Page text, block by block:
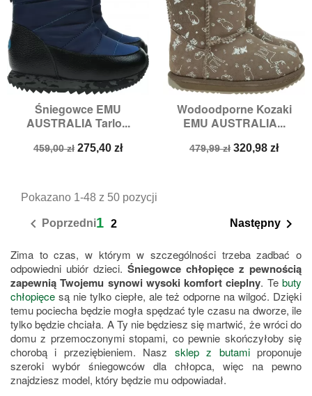
Śniegowce EMU
AUSTRALIA Tarlo...
Cena
459,00 zł Cena
275,40 zł
Wodoodporne Kozaki
EMU AUSTRALIA...
Cena
479,99 zł Cena
320,98 zł
Pokazano 1-48 z 50 pozycji
 Poprzedni1 2 Następny 
Zima to czas, w którym w szczególności trzeba zadbać o
odpowiedni ubiór dzieci. Śniegowce chłopięce z pewnością
zapewnią Twojemu synowi wysoki komfort cieplny. Tebuty
chłopięce są nie tylko ciepłe, ale też odporne na wilgoć. Dzięki
temu pociecha będzie mogła spędzać tyle czasu na dworze, ile
tylko będzie chciała. A Ty nie będziesz się martwić, że wróci do
domu z przemoczonymi stopami, co pewnie skończyłoby się
chorobą i przeziębieniem. Nasz sklep z butamiproponuje
szeroki wybór śniegowców dla chłopca, więc na pewno
znajdziesz model, który będzie mu odpowiadał.